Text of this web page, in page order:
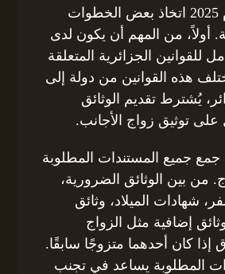
في الجزائر لعام 2025 اتخاذ بعض الخطوات
أولاً، من المهم أن يكون لدى
للقوانين الجزائرية المتعلقة
هذه القوانين من دولة إلى
يُشترط تقديم الوثائق
على توثيق زواج الأجانب.
جمع جميع المستندات المطلوبة
من بين الوثائق الضرورية،
شهادات الميلاد، وثائق
وثائق إضافية مثل الزواج
إذا كان أحدهما متزوجًا سابقًا.
المطلوبة يساعد في تجنب